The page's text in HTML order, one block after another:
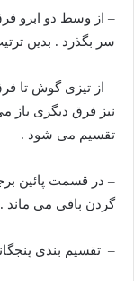
– از وسط دو ابرو
سر بگذرد . بدین
– از تیزی گوش تا
نیز فرق دیگری باز
تقسیم می شود .
– در قسمت پائین
گردن باقی می ماند .
– تقسیم بندی